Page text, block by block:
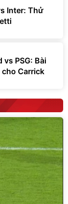
Inter: Thử
vs PSG: Bài
cho Carrick